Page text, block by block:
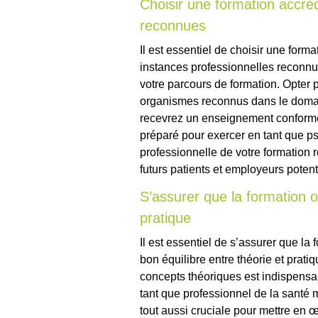
Choisir une formation
reconnues
Il est essentiel de choisir une
instances professionnelles
votre parcours de formation. Opter
organismes reconnus dans le
recevrez un enseignement
préparé pour exercer en tant que
professionnelle de votre formation
futurs patients et employeurs
S’assurer que la formation
pratique
Il est essentiel de s’assurer que
bon équilibre entre théorie et
concepts théoriques est
tant que professionnel de la santé
tout aussi cruciale pour mettre en